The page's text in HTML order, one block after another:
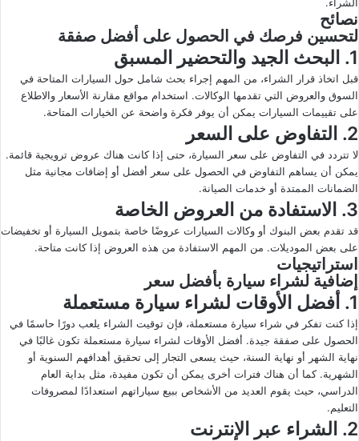
نصائح
لتحسين فرصك في الحصول على أفضل صفقة
1. البحث الجيد والتحضير المسبق
قبل اتخاذ قرار الشراء، من المهم إجراء بحث شامل حول السيارات المتاحة في
السوق والعروض التي تقدمها الوكالات. استخدام مواقع مقارنة الأسعار والاطلاع
على تقييمات السيارات يمكن أن يوفر فكرة واضحة عن الخيارات المتاحة.
2. التفاوض على السعر
لا تتردد في التفاوض على سعر السيارة، حتى إذا كانت هناك عروض ترويجية قائمة.
يمكن أن يساهم التفاوض في الحصول على سعر أفضل أو إضافات مجانية مثل
الضمانات الممتدة أو خدمات الصيانة.
3. الاستفادة من العروض الخاصة
قد تقدم بعض البنوك أو وكالات السيارات عروضًا خاصة بتمويل السيارة أو تخفيضات
على بعض الموديلات. من المهم الاستفادة من هذه العروض إذا كانت متاحة.
استراتيجيات
إضافية لشراء سيارة بأفضل سعر
1. أفضل الأوقات لشراء سيارة مستعملة
إذا كنت تفكر في شراء سيارة مستعملة، فإن توقيت الشراء يلعب دورًا حاسمًا في
الحصول على صفقة جيدة. أفضل الأوقات لشراء سيارة مستعملة تكون غالبًا في
نهاية الشهر أو نهاية السنة، حيث يسعى التجار إلى تحقيق أهدافهم السنوية أو
الشهرية. كما أن هناك فترات أخرى يمكن أن تكون مفيدة، مثل بداية العام
الدراسي، حيث يقوم العديد من الأشخاص ببيع سياراتهم استعدادًا لمصروفات
التعليم.
2. الشراء عبر الإنترنت